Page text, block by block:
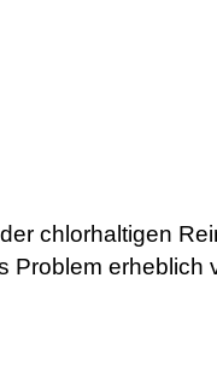
chlorhaltigen
Problem erheblich